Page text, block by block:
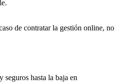
de contratar la gestión online, no
seguros hasta la baja en